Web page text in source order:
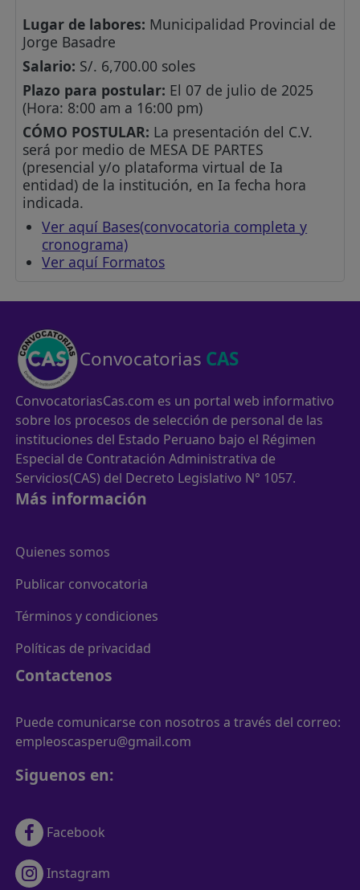
Lugar de labores: Municipalidad Provincial de
Jorge Basadre
Salario: S/. 6,700.00 soles
Plazo para postular: El 07 de julio de 2025
(Hora: 8:00 am a 16:00 pm)
CÓMO POSTULAR: La presentación del C.V.
será por medio de MESA DE PARTES
(presencial y/o plataforma virtual de Ia
entidad) de la institución, en Ia fecha hora
indicada.
Ver aquí Bases(convocatoria completa y
cronograma)
Ver aquí Formatos
Convocatorias CAS
ConvocatoriasCas.com es un portal web informativo
sobre los procesos de selección de personal de las
instituciones del Estado Peruano bajo el Régimen
Especial de Contratación Administrativa de
Servicios(CAS) del Decreto Legislativo N° 1057.
Más información
Quienes somos
Publicar convocatoria
Términos y condiciones
Políticas de privacidad
Contactenos
Puede comunicarse con nosotros a través del correo:
empleoscasperu@gmail.com
Siguenos en:
Facebook
Instagram